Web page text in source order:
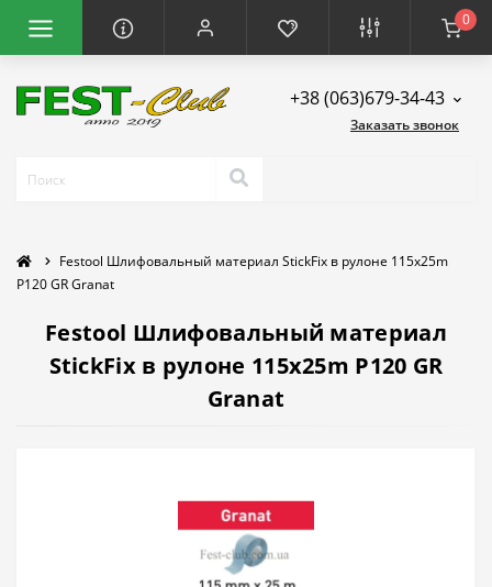
0
+38 (063)679-34-43
Заказать звонок
Festool Шлифовальный материал StickFix в рулоне 115x25m
P120 GR Granat
Festool Шлифовальный материал
StickFix в рулоне 115x25m P120 GR
Granat